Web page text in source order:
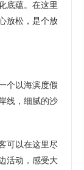
底蕴。在这里
放松，是个放
个以海滨度假
线，细腻的沙
可以在这里尽
活动，感受大